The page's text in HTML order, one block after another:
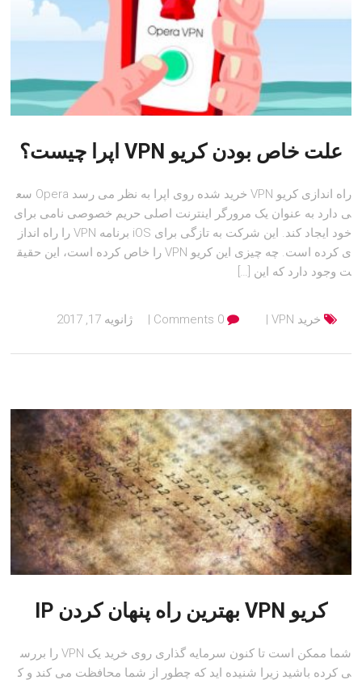
علت خاص بودن کریو VPN اپرا چیست؟
راه اندازی کریو VPN خرید شده روی اپرا به نظر می رسد Opera سع
ی دارد به عنوان یک مرورگر اینترنت اصلی حریم خصوصی نامی برای
خود ایجاد کند. این شرکت به تازگی برای iOS برنامه VPN را راه انداز
ی کرده است. چه چیزی این کریو VPN را خاص کرده است، این حقیق
ت وجود دارد که این […]
خرید VPN 0 Comments ژانویه 17, 2017
کریو VPN بهترین راه پنهان کردن IP
شما ممکن است تا کنون سرمایه گذاری روی خرید یک VPN را بررس
ی کرده باشید زیرا شنیده اید که چطور از شما محافظت می کند و ک